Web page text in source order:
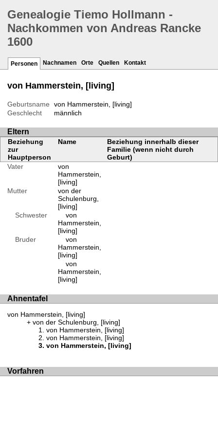
Genealogie Tiemo Hollmann -
Nachkommen von Andreas Rancke
1600
Personen Nachnamen Orte Quellen Kontakt
von Hammerstein, [living]
Geburtsname
von Hammerstein, [living]
Geschlecht
männlich
Eltern
Beziehung
zur
Hauptperson
Name
Beziehung innerhalb dieser
Familie (wenn nicht durch
Geburt)
Vater
von
Hammerstein,
[living]
Mutter
von der
Schulenburg,
[living]
Schwester
von
Hammerstein,
[living]
Bruder
von
Hammerstein,
[living]
von
Hammerstein,
[living]
Ahnentafel
von Hammerstein, [living]
von der Schulenburg, [living]
von Hammerstein, [living]
von Hammerstein, [living]
von Hammerstein, [living]
Vorfahren